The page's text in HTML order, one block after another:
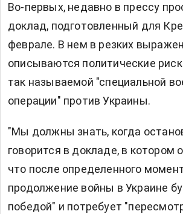
Во-первых, недавно в прессу
доклад, подготовленный для
феврале. В нем в резких
описываются политические
так называемой "специальной
операции" против Украины.
"Мы должны знать, когда
говорится в докладе, в котором
что после определенного
продолжение войны в Украине
победой" и потребует